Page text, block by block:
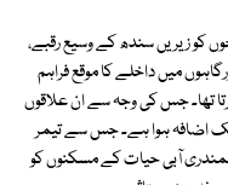
کو زیریں سندھ کے وسیع رقبے،
میں داخلے کا موقع فراہم
تھا۔ جس کی وجہ سے ان علاقوں
کی مقدار میں 50 پی پی ٹی تک اضافہ ہوا ہے۔ جس سے تیمر
سمندری آبی حیات کے مسکنوں کو